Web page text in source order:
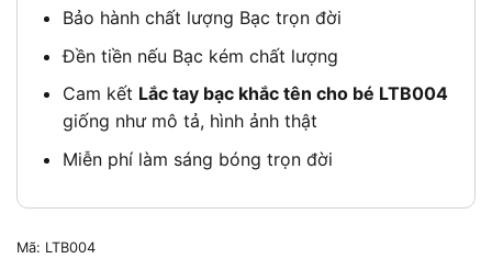
Bảo hành chất lượng Bạc trọn đời
Đền tiền nếu Bạc kém chất lượng
Cam kết Lắc tay bạc khắc tên cho bé LTB004
giống như mô tả, hình ảnh thật
Miễn phí làm sáng bóng trọn đời
Mã: LTB004